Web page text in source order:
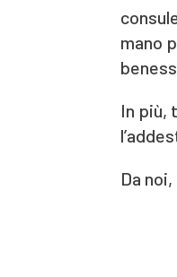
mano
In più,
Da